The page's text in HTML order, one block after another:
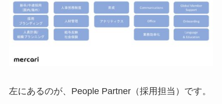
左にあるのが、People Partner（採用担当）です。